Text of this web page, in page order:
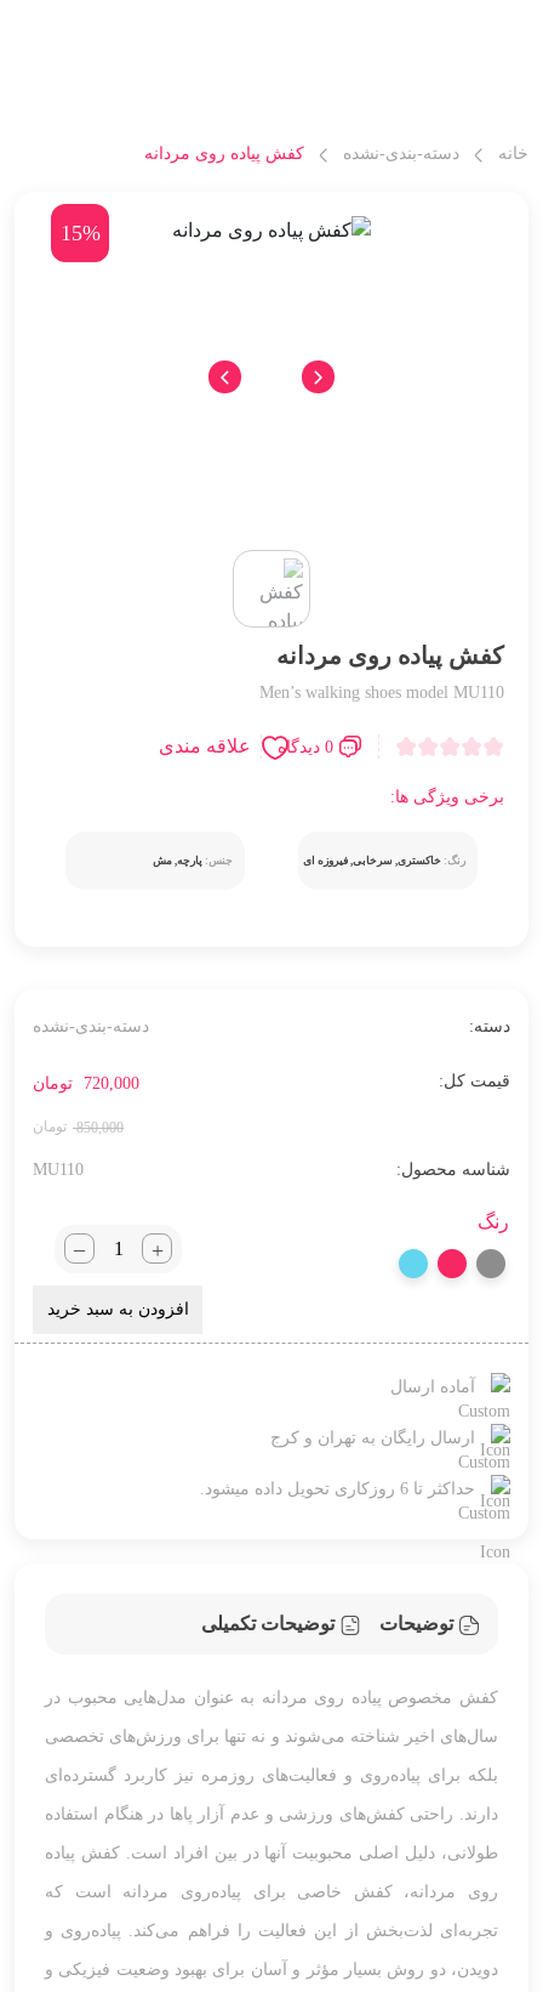
خانه دسته-بندی-نشده کفش پیاده روی مردانه
15%
کفش پیاده روی مردانه
Men’s walking shoes model MU110
0 دیدگاه علاقه مندی
برخی ویژگی ها:
رنگ: خاکستری, سرخابی, فیروزه ای جنس: پارچه, مش
850,000
720,000 تومان
شناسه محصول: MU110
دسته: دسته-بندی-نشده
رنگ
_ +
افزودن به سبد خرید
آماده ارسال
ارسال رایگان به تهران و کرج
حداکثر تا 6 روزکاری تحویل داده میشود.
توضیحات توضیحات تکمیلی
کفش مخصوص پیاده روی مردانه به عنوان مدل‌هایی محبوب در
سال‌های اخیر شناخته می‌شوند و نه تنها برای ورزش‌های تخصصی
بلکه برای پیاده‌روی و فعالیت‌های روزمره نیز کاربرد گسترده‌ای
دارند. راحتی کفش‌های ورزشی و عدم آزار پاها در هنگام استفاده
طولانی، دلیل اصلی محبوبیت آنها در بین افراد است. کفش پیاده
روی مردانه، کفش خاصی برای پیاده‌روی مردانه است که
تجربه‌ای لذت‌بخش از این فعالیت را فراهم می‌کند. پیاده‌روی و
دویدن، دو روش بسیار مؤثر و آسان برای بهبود وضعیت فیزیکی و